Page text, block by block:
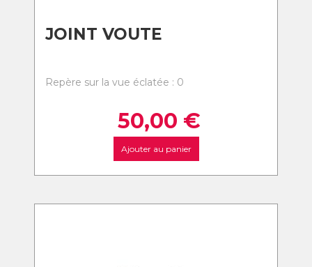
JOINT VOUTE
Repère sur la vue éclatée : 0
50,00 €
Ajouter au panier